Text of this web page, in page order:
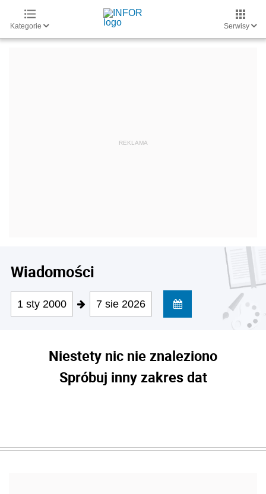
Kategorie Serwisy
Wiadomości
1 sty 2000 7 sie 2026
Niestety nic nie znaleziono
Spróbuj inny zakres dat